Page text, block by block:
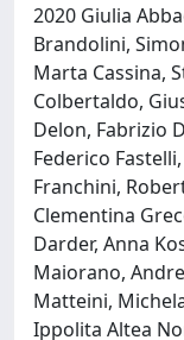
2020 Giulia
Brandolini,
Marta Cassina,
Colbertaldo,
Delon, Fabrizio
Federico
Franchini,
Clementina
Darder, Anna
Maiorano,
Matteini,
Ippolita Altea